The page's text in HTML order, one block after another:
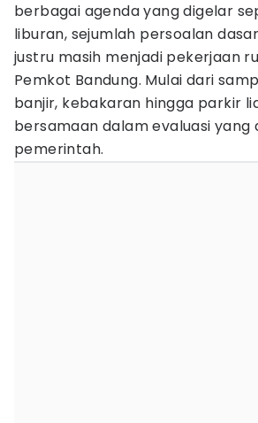
berbagai agenda yang digelar
liburan, sejumlah persoalan
justru masih menjadi pekerjaan
Pemkot Bandung. Mulai dari
banjir, kebakaran hingga parkir
bersamaan dalam evaluasi yang
pemerintah.